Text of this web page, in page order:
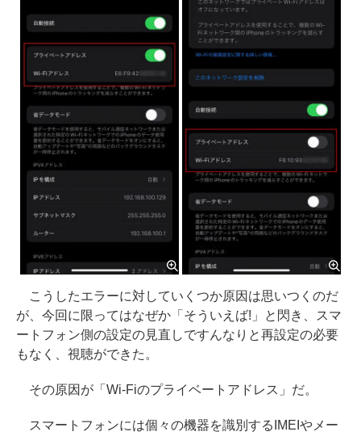
こうしたエラーに対していくつか原因は思いつくのだ
が、今回に限ってはなぜか「そういえば!」と閃き、スマ
ートフォン側の設定の見直しですんなりと再設定の必要
もなく、視聴ができた。
その原因が「Wi-Fiのプライベートアドレス」だ。
スマートフォンには個々の機器を識別するIMEIやメー